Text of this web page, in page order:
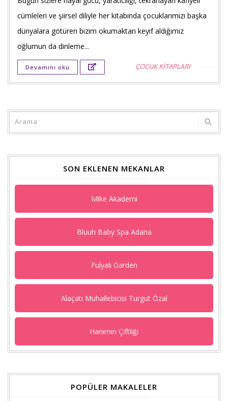
+'ta
cümleleri ve şiirsel diliyle her kitabında çocuklarımızı başka
dünyalara götüren bizim okumaktan keyif aldığımız
oğlumun da dinleme...
Devamını oku ÇOCUK KİTAPLARI
SON EKLENEN MEKANLAR
Mike Akademi
Bluuh Baby Spa Adana
Fulyalı Garden
Alaçatı Muhallebicisi Turgut Özal
Hanımın Çiftliği
POPÜLER MAKALELER